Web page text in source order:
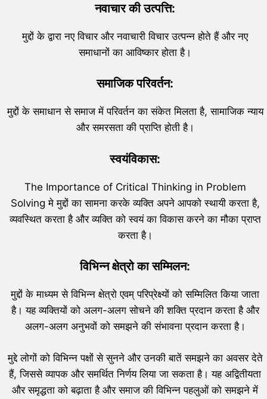
नवाचार की उत्पत्ति:
मुद्दों के द्वारा नए विचार और नवाचारी विचार उत्पन्न होते हैं और नए
समाधानों का आविष्कार होता है।
समाजिक परिवर्तन:
मुद्दों के समाधान से समाज में परिवर्तन का संकेत मिलता है, सामाजिक न्याय
और समरसता की प्राप्ति होती है।
स्वयंविकास:
The Importance of Critical Thinking in Problem
Solving मे मुद्दों का सामना करके व्यक्ति अपने आपको स्थायी करता है,
व्यवस्थित करता है और व्यक्ति को स्वयं का विकास करने का मौका प्राप्त
करता है।
विभिन्न क्षेत्रो का सम्मिलन:
मुद्दों के माध्यम से विभिन्न क्षेत्रो एवम् परिप्रेक्ष्यों को सम्मिलित किया जाता
है। यह व्यक्तियों को अलग-अलग सोचने की शक्ति प्रदान करता है और
अलग-अलग अनुभवों को समझने की संभावना प्रदान करता है।
मुद्दे लोगों को विभिन्न पक्षों से सुनने और उनकी बातें समझने का अवसर देते
हैं, जिससे व्यापक और समर्थित निर्णय लिया जा सकता है। यह अद्वितीयता
और समृद्धता को बढ़ाता है और समाज की विभिन्न पहलुओं को समझने में